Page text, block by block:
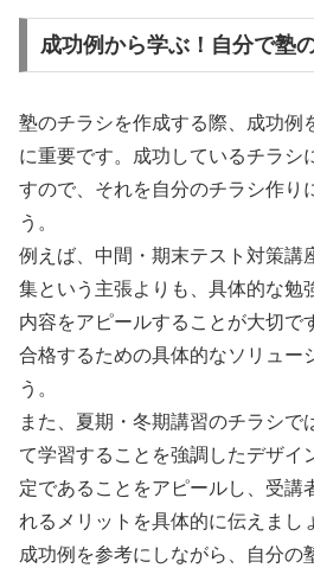
成功例から学ぶ！自分で塾
塾のチラシを作成する際、成功例
に重要です。成功しているチラシ
すので、それを自分のチラシ作り
う。
例えば、中間・期末テスト対策講
集という主張よりも、具体的な勉
内容をアピールすることが大切で
合格するための具体的なソリュー
う。
また、夏期・冬期講習のチラシで
て学習することを強調したデザイ
定であることをアピールし、受講
れるメリットを具体的に伝えまし
成功例を参考にしながら、自分の